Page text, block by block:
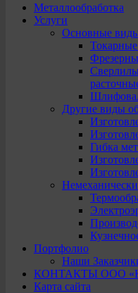
Металлообработка
Услуги
Основные
Другие виды
Гибка
Портфолио
Наши
КОНТАКТЫ ООО
Карта сайта